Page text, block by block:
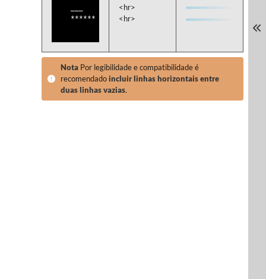
<hr>
<hr>
Nota Por legibilidade e compatibilidade é
recomendadoincluir linhas horizontais entre
duas linhas vazias.